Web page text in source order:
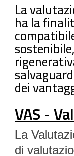
La
ha la
dei
VAS -
La
di